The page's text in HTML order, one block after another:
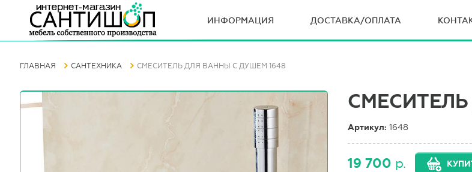
ИНФОРМАЦИЯ ДОСТАВКА/ОПЛАТА
ГЛАВНАЯ САНТЕХНИКА СМЕСИТЕЛЬ ДЛЯ ВАННЫ С ДУШЕМ 1648
Артикул:1648
19 700 р.